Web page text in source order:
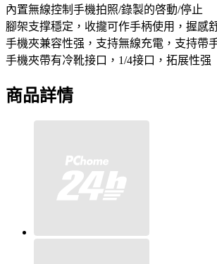
內置無線控制手機拍照/錄製的啓動/停止
腳架支撑穩定，收攏可作手柄使用，握感
手機夾兼容性强，支持無線充電，支持帶
手機夾帶有冷靴接口，1/4接口，拓展性强
商品詳情